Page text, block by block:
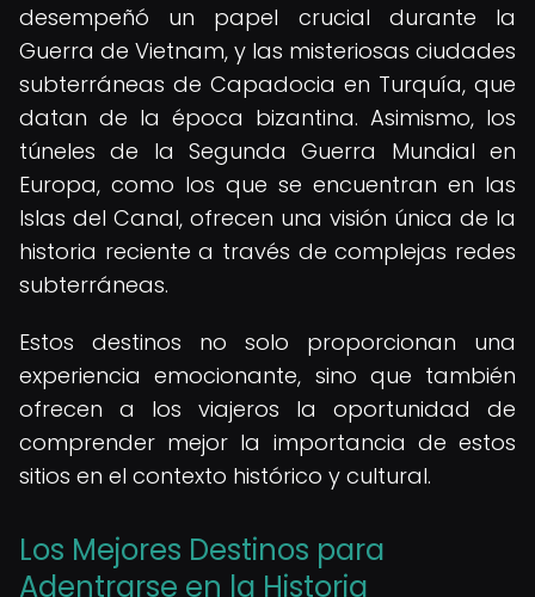
desempeñó un papel crucial durante la
Guerra de Vietnam, y las misteriosas ciudades
subterráneas de Capadocia en Turquía, que
datan de la época bizantina. Asimismo, los
túneles de la Segunda Guerra Mundial en
Europa, como los que se encuentran en las
Islas del Canal, ofrecen una visión única de la
historia reciente a través de complejas redes
subterráneas.
Estos destinos no solo proporcionan una
experiencia emocionante, sino que también
ofrecen a los viajeros la oportunidad de
comprender mejor la importancia de estos
sitios en el contexto histórico y cultural.
Los Mejores Destinos para
Adentrarse en la Historia